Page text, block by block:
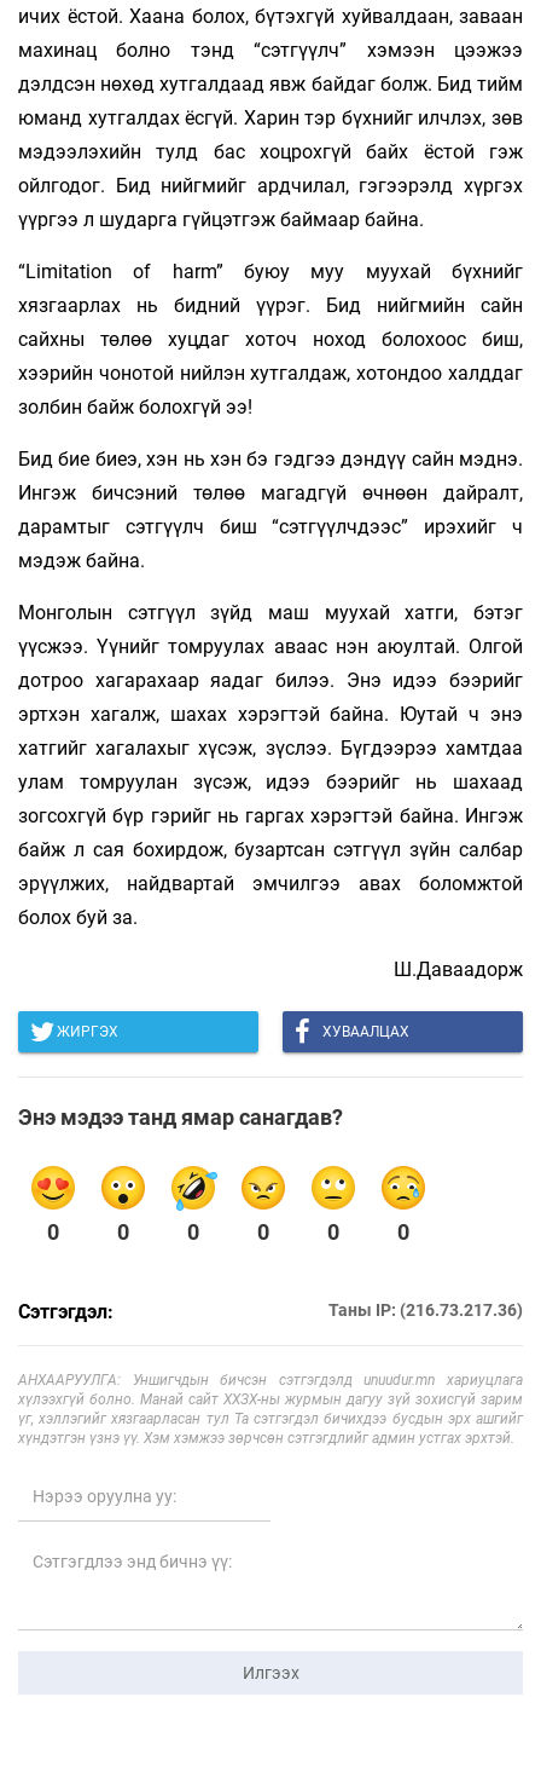
ичих ёстой. Хаана болох, бүтэхгүй хуйвалдаан, заваан
махинац болно тэнд “сэтгүүлч” хэмээн цээжээ
дэлдсэн нөхөд хутгалдаад явж байдаг болж. Бид тийм
юманд хутгалдах ёсгүй. Харин тэр бүхнийг илчлэх, зөв
мэдээлэхийн тулд бас хоцрохгүй байх ёстой гэж
ойлгодог. Бид нийгмийг ардчилал, гэгээрэлд хүргэх
үүргээ л шударга гүйцэтгэж баймаар байна.
“Limitation of harm” буюу муу муухай бүхнийг
хязгаарлах нь бидний үүрэг. Бид нийгмийн сайн
сайхны төлөө хуцдаг хоточ ноход болохоос биш,
хээрийн чонотой нийлэн хутгалдаж, хотондоо халддаг
золбин байж болохгүй ээ!
Бид бие биеэ, хэн нь хэн бэ гэдгээ дэндүү сайн мэднэ.
Ингэж бичсэний төлөө магадгүй өчнөөн дайралт,
дарамтыг сэтгүүлч биш “сэтгүүлчдээс” ирэхийг ч
мэдэж байна.
Монголын сэтгүүл зүйд маш муухай хатги, бэтэг
үүсжээ. Үүнийг томруулах аваас нэн аюултай. Олгой
дотроо хагарахаар яадаг билээ. Энэ идээ бээрийг
эртхэн хагалж, шахах хэрэгтэй байна. Юутай ч энэ
хатгийг хагалахыг хүсэж, зүслээ. Бүгдээрээ хамтдаа
улам томруулан зүсэж, идээ бээрийг нь шахаад
зогсохгүй бүр гэрийг нь гаргах хэрэгтэй байна. Ингэж
байж л сая бохирдож, бузартсан сэтгүүл зүйн салбар
эрүүлжих, найдвартай эмчилгээ авах боломжтой
болох буй за.
Ш.Даваадорж
ЖИРГЭХ ХУВААЛЦАХ
Энэ мэдээ танд ямар санагдав?
0 0 0 0 0 0
Сэтгэгдэл: Таны IP: (216.73.217.36)
АНХААРУУЛГА: Уншигчдын бичсэн сэтгэгдэлд unuudur.mn хариуцлага
хүлээхгүй болно. Манай сайт ХХЗХ-ны журмын дагуу зүй зохисгүй зарим
үг, хэллэгийг хязгаарласан тул Та сэтгэгдэл бичихдээ бусдын эрх ашгийг
хүндэтгэн үзнэ үү. Хэм хэмжээ зөрчсөн сэтгэгдлийг админ устгах эрхтэй.
Илгээх